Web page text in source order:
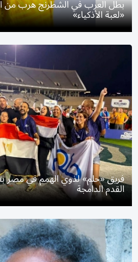
بطل العرب في الشطرنج هرب من
«لعبة الأذكياء»
فريق «حلم» لذوي الهمم في مصر
القدم الدامجة